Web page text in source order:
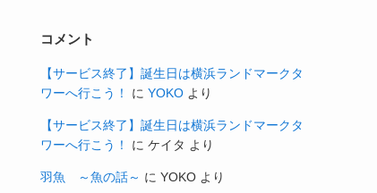
コメント
【サービス終了】誕生日は横浜ランドマークタ
ワーへ行こう！
に YOKO より
【サービス終了】誕生日は横浜ランドマークタ
ワーへ行こう！
に ケイタ より
羽魚 ～魚の話～ に YOKO より